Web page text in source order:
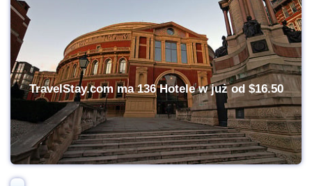
TravelStay.com ma 136 Hotele w już od $16.50